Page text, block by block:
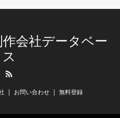
会社データベー
ス
お問い合わせ 無料登録